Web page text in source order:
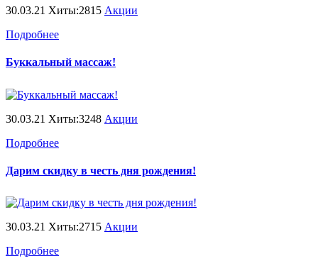
30.03.21 Хиты:2815 Акции
Подробнее
Буккальный массаж!
30.03.21 Хиты:3248 Акции
Подробнее
Дарим скидку в честь дня рождения!
30.03.21 Хиты:2715 Акции
Подробнее